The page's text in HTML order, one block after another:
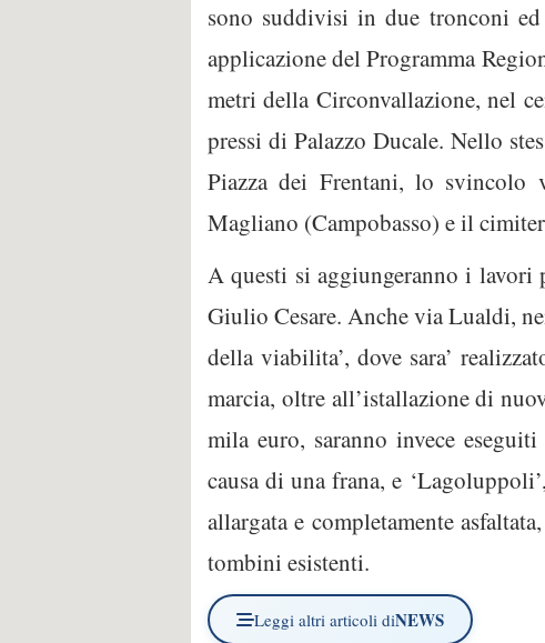
sono suddivisi in due tronconi
applicazione del Programma
metri della Circonvallazione, nel
pressi di Palazzo Ducale. Nello
Piazza dei Frentani, lo svincolo
Magliano (Campobasso) e il
A questi si aggiungeranno i
Giulio Cesare. Anche via Lualdi,
della viabilita’, dove sara’
marcia, oltre all’istallazione di
mila euro, saranno invece
causa di una frana, e
allargata e completamente
tombini esistenti.
Leggi altri articoli diNEWS